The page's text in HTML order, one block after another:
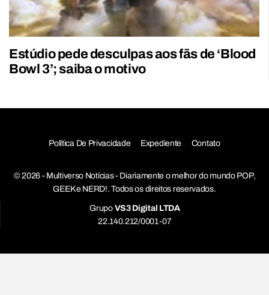
Estúdio pede desculpas aos fãs de ‘Blood
Bowl 3’; saiba o motivo
Política De Privacidade Expediente Contato
© 2026 - Multiverso Notícias - Diariamente o melhor do mundo POP,
GEEK e NERD!. Todos os direitos reservados.
Grupo VS3 Digital LTDA
22.140.212/0001-07